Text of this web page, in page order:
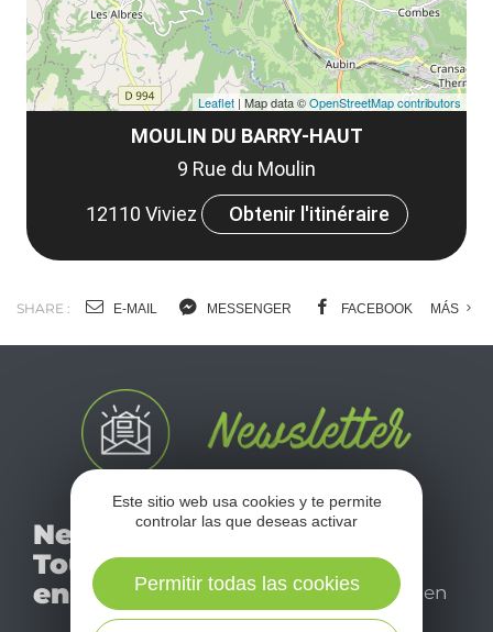
MOULIN DU BARRY-HAUT
9 Rue du Moulin
12110 Viviez
Obtenir l'itinéraire
Leaflet | Map data ©OpenStreetMap contributors
SHARE : E-MAIL MESSENGER FACEBOOK MÁS
Newsletter
Tourismo
en Aveyron
No se pierda nuestro
déjese inspirar para
disfrutar de su estancia en
el Aveyron.
Este sitio web usa cookies y te permite
controlar las que deseas activar
Permitir todas las cookies